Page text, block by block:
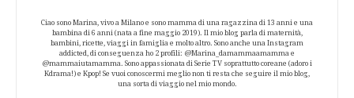
Ciao sono Marina, vivo a Milano e sono mamma di una ragazzina di 13 anni e una
bambina di 6 anni (nata a fine maggio 2019). Il mio blog parla di maternità,
bambini, ricette, viaggi in famiglia e molto altro. Sono anche una Instagram
addicted, di conseguenza ho 2 profili: @Marina_damammaamamma e
@mammaiutamamma. Sono appassionata di Serie TV soprattutto coreane (adoro i
Kdrama!) e Kpop! Se vuoi conoscermi meglio non ti resta che seguire il mio blog,
una sorta di viaggio nel mio mondo.